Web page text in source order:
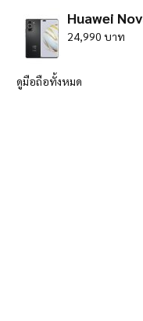
Huawei
24,990 บาท
ดูมือถือทั้งหมด